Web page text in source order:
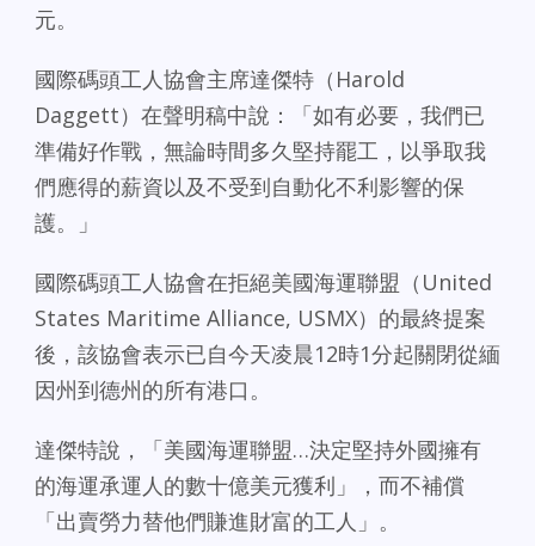
元。
國際碼頭工人協會主席達傑特（Harold
Daggett）在聲明稿中說：「如有必要，我們已
準備好作戰，無論時間多久堅持罷工，以爭取我
們應得的薪資以及不受到自動化不利影響的保
護。」
國際碼頭工人協會在拒絕美國海運聯盟（United
States Maritime Alliance, USMX）的最終提案
後，該協會表示已自今天凌晨12時1分起關閉從緬
因州到德州的所有港口。
達傑特說，「美國海運聯盟…決定堅持外國擁有
的海運承運人的數十億美元獲利」，而不補償
「出賣勞力替他們賺進財富的工人」。